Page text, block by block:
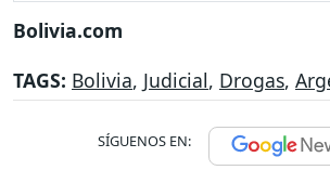
Bolivia.com
TAGS: Bolivia, Judicial, Drogas,
SÍGUENOS EN: